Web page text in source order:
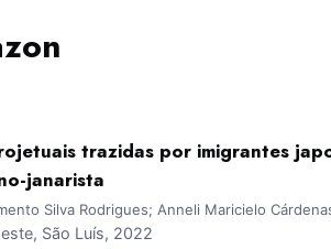
trazidas por imigrantes
janarista
Silva Rodrigues; Anneli Maricielo
São Luís, 2022